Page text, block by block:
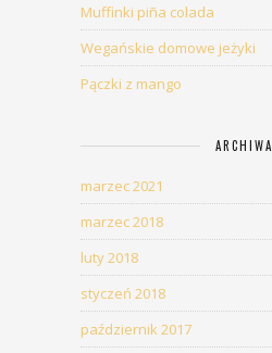
Muffinki piña colada
Wegańskie domowe jeżyki
Pączki z mango
ARCHIWA
marzec 2021
marzec 2018
luty 2018
styczeń 2018
październik 2017